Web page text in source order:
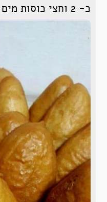
כ- 2 וחצי כוסות מים או לפי הצורך